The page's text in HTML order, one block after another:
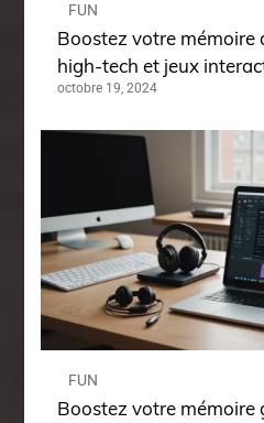
FUN
Boostez votre mémoire
high-tech et jeux
octobre 19, 2024
FUN
Boostez votre mémoire